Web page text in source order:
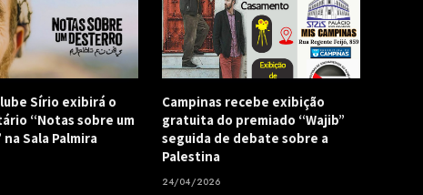
Sírio exibirá o
“Notas sobre um
Sala Palmira
Campinas recebe exibição
gratuita do premiado “Wajib”
seguida de debate sobre a
Palestina
24/04/2026